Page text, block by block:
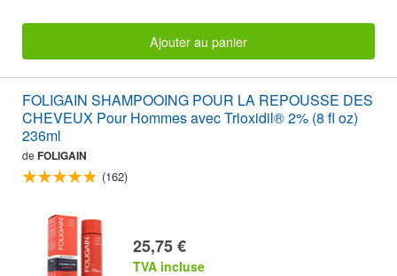
Ajouter au panier
FOLIGAIN SHAMPOOING POUR LA REPOUSSE DES
CHEVEUX Pour Hommes avec Trioxidil® 2% (8 fl oz)
236ml
de FOLIGAIN
(162)
25,75 €
TVA incluse